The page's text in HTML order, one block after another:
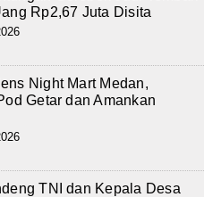
Rp2,67 Juta Disita
Night Mart Medan,
Getar dan Amankan
TNI dan Kepala Desa